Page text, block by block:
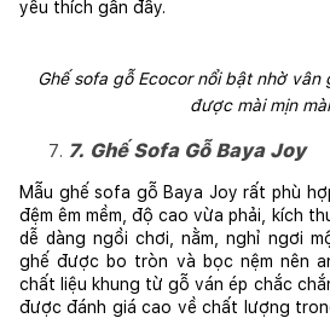
yêu thích gần đây.
Ghế sofa gỗ Ecocor nổi bật nhờ vân
được mài mịn
7. Ghế Sofa Gỗ Baya Joy
Mẫu ghế sofa gỗ Baya Joy rất phù
đệm êm mềm, độ cao vừa phải, kích
dễ dàng ngồi chơi, nằm, nghỉ ngơi
ghế được bo tròn và bọc nệm nên
chất liệu khung từ gỗ ván ép chắc
được đánh giá cao về chất lượng